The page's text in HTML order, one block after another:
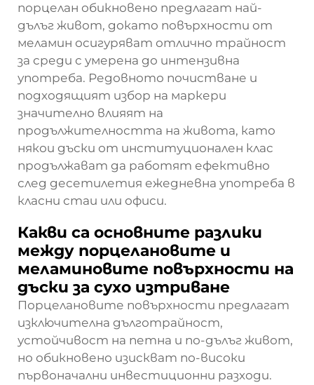
порцелан обикновено предлагат най-
дълъг живот, докато повърхности от
меламин осигуряват отлично трайност
за среди с умерена до интензивна
употреба. Редовното почистване и
подходящият избор на маркери
значително влияят на
продължителността на живота, като
някои дъски от институционален клас
продължават да работят ефективно
след десетилетия ежедневна употреба в
класни стаи или офиси.
Какви са основните разлики
между порцелановите и
меламиновите повърхности на
дъски за сухо изтриване
Порцелановите повърхности предлагат
изключителна дълготрайност,
устойчивост на петна и по-дълъг живот,
но обикновено изискват по-високи
първоначални инвестиционни разходи.